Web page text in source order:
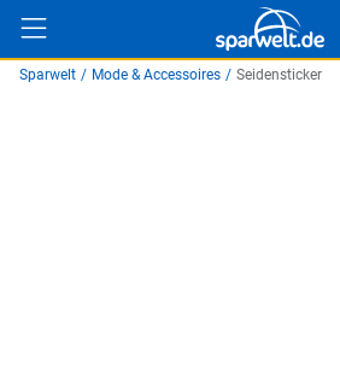
Sparwelt / Mode & Accessoires / Seidensticker